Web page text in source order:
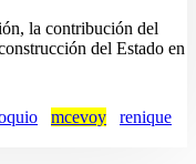
la contribución del
del Estado en
mcevoy
renique